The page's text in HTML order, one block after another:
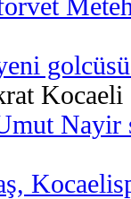
Kocaeli
Nayir